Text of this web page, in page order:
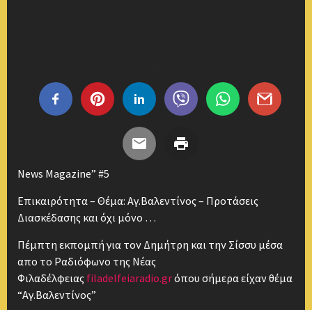
News Magazine” #5
Επικαιρότητα – Θέμα: Αγ.Βαλεντίνος – Προτάσεις
Διασκέδασης και όχι μόνο …
Πέμπτη εκπομπή για τον Δημήτρη και την Σίσσυ μέσα
απο το Ραδιόφωνο της Νέας
Φιλαδέλφειας filadelfeiaradio.grόπου σήμερα είχαν θέμα
“Αγ.Βαλεντίνος”